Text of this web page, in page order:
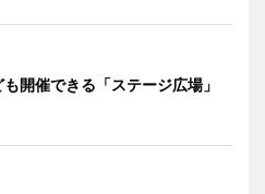
開催できる「ステージ広場」